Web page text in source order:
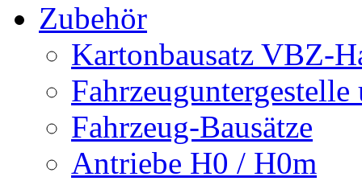
Zubehör
Kartonbausatz VBZ-
Fahrzeuguntergestelle
Fahrzeug-Bausätze
Antriebe H0 / H0m